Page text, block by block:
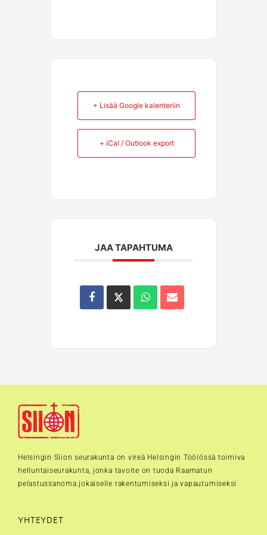
+ Lisää Google kalenteriin
+ iCal / Outlook export
JAA TAPAHTUMA
Helsingin Siion seurakunta on vireä Helsingin Töölössä toimiva
helluntaiseurakunta, jonka tavoite on tuoda Raamatun
pelastussanoma jokaiselle rakentumiseksi ja vapautumiseksi
YHTEYDET